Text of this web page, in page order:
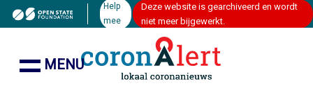
Help
mee
Deze website is gearchiveerd en wordt
niet meer bijgewerkt.
MENU